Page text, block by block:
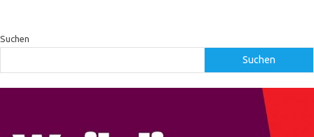
Suchen
Suchen